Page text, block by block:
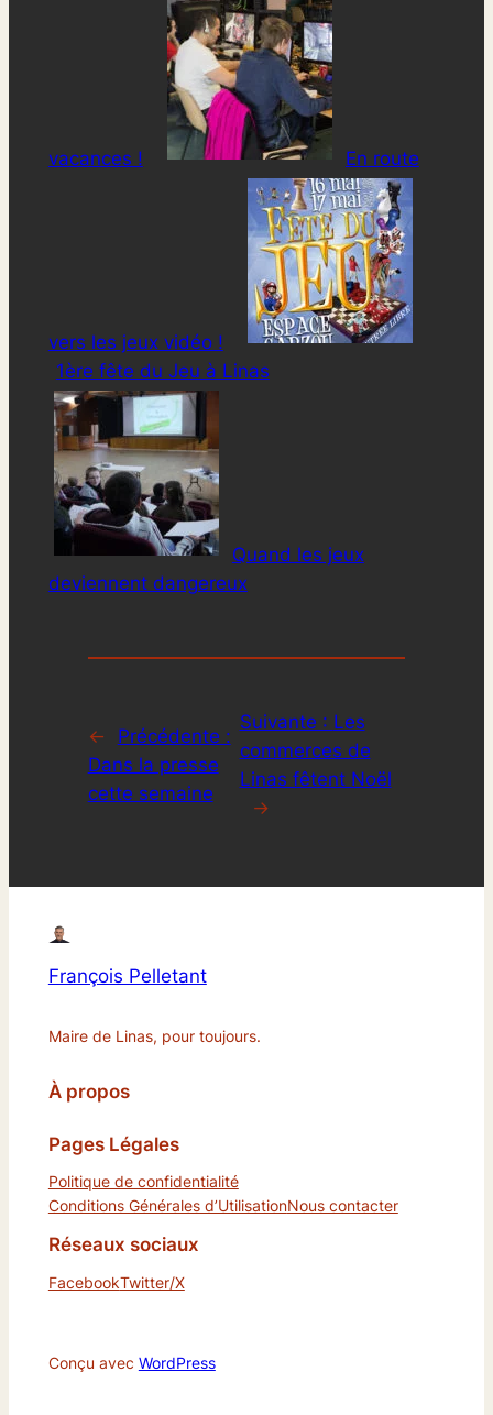
vacances ! En route
vers les jeux vidéo !
1ère fête du Jeu à Linas
Quand les jeux
deviennent dangereux
←
Précédente :
Dans la presse
cette semaine
Suivante : Les
commerces de
Linas fêtent Noël
→
François Pelletant
Maire de Linas, pour toujours.
À propos
Pages Légales
Politique de confidentialité
Conditions Générales d’UtilisationNous contacter
Réseaux sociaux
FacebookTwitter/X
Conçu avec WordPress